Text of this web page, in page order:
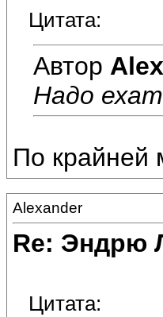
Цитата:
Автор
Надо
По крайней
Alexander
Re: Эндрю
Цитата: